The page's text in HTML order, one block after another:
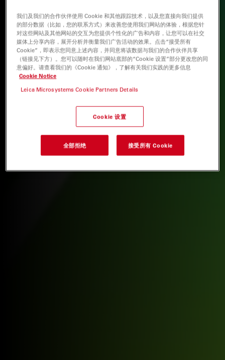
我们及我们的合作伙伴使用 Cookie 和其他跟踪技术，以及您直接向我们提供
的部分数据（比如，您的联系方式）来改善您使用我们网站的体验，根据您针
对这些网站及其他网站的交互为您提供个性化的广告和内容，让您可以在社交
媒体上分享内容，展开分析并衡量我们广告活动的效果。点击“接受所有
Cookie”，即表示您同意上述内容，并同意将该数据与我们的合作伙伴共享
（链接见下方）。您可以随时在我们网站底部的“Cookie 设置”部分更改您的同
意偏好。请查看我们的《Cookie 通知》，了解有关我们实践的更多信息
Cookie Notice
Leica Microsystems Cookie Partners Details
Cookie 设置
全部拒绝 接受所有 Cookie